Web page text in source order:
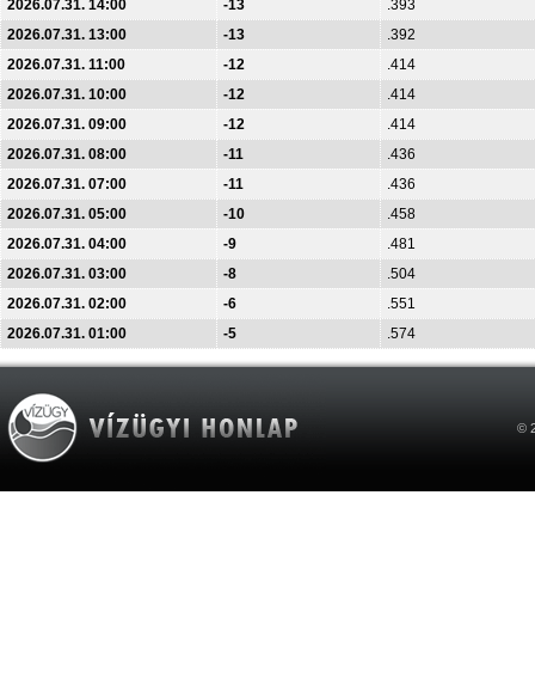
2026.07.31. 14:00
-13
.393
2026.07.31. 13:00
-13
.392
2026.07.31. 11:00
-12
.414
2026.07.31. 10:00
-12
.414
2026.07.31. 09:00
-12
.414
2026.07.31. 08:00
-11
.436
2026.07.31. 07:00
-11
.436
2026.07.31. 05:00
-10
.458
2026.07.31. 04:00
-9
.481
2026.07.31. 03:00
-8
.504
2026.07.31. 02:00
-6
.551
2026.07.31. 01:00
-5 .574
©